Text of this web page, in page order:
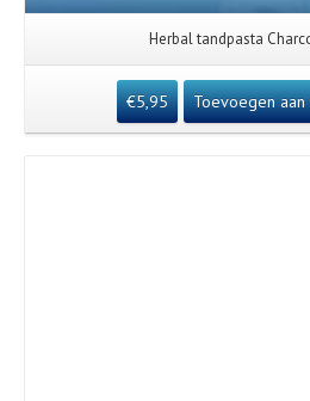
Herbal tandpasta
€5,95 Toevoegen